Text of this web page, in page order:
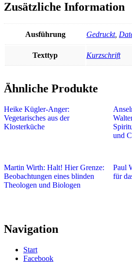
Zusätzliche Information
Ausführung Gedruckt,
Texttyp Kurzschrift
Ähnliche Produkte
Heike Kügler-Anger:
Vegetarisches aus der
Klosterküche
und
Martin Wirth: Halt! Hier Grenze:
Beobachtungen eines blinden
Theologen und Biologen
Paul
für
Navigation
Start
Facebook